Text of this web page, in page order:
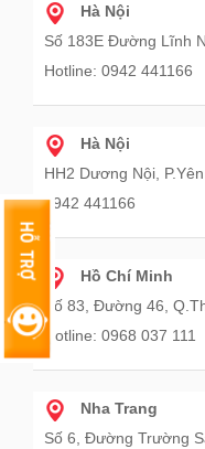
Hà Nội
Số 183E Đường Lĩnh
Hotline: 0942 441166
Hà Nội
HH2 Dương Nội,
0942 441166
Hồ Chí Minh
Số 83, Đường 46,
Hotline: 0968 037 111
Nha Trang
Số 6, Đường Trường